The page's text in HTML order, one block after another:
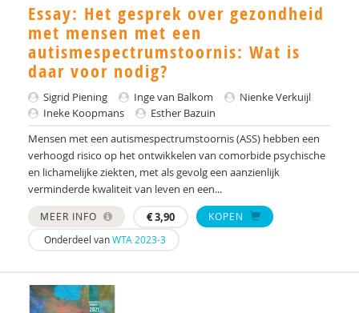
Mw. A.A. Spek
Esther A.M. Neidt
Cisco Aerts
M.E. Akkermans
Manna A. Alma
Monika Althaus
Mw. AM. Kruishoop
Helena Andrea
Dr. Anke Scheeren
Catharina Anna Verschoor
Essay: Het gesprek over gezondheid
met mensen met een
autismespectrumstoornis: Wat is
daar voor nodig?
Sigrid Piening Inge van Balkom
Nienke Verkuijl
Ineke Koopmans
Esther Bazuin
Mensen met een autismespectrumstoornis (ASS) hebben een
verhoogd risico op het ontwikkelen van comorbide psychische
en lichamelijke ziekten, met als gevolg een aanzienlijk
verminderde kwaliteit van leven en een...
MEER INFO €3,90
KOPEN
Onderdeel vanWTA 2023-3